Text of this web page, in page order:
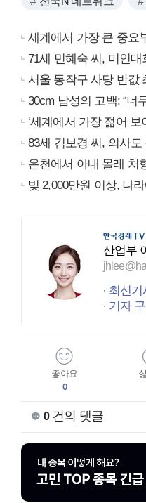
세계에서 가장 큰 중요
71세 민혜숙 씨, 미인대
서울 동작구 사당 반값
30cm 남성의 고백: “너
‘세계에서 가장 젊어
83세 김보경 씨, 의사도
온천에서 아내 몰래 처
빚 2,000만원 이상, 나
산업부
최신기
기자
좋아요
0
0건의 댓글